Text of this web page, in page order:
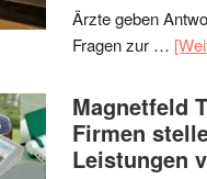
Ärzte geben
Fragen zur …
Magnetfeld
Firmen
Leistungen